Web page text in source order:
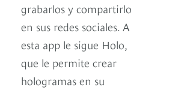
grabarlos y compartirlo
en sus redes sociales. A
esta app le sigue Holo,
que le permite crear
hologramas en su